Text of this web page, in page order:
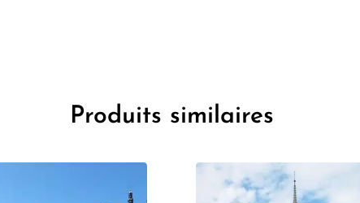
Produits similaires